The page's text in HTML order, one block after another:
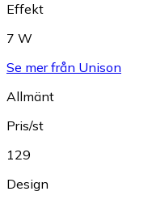
Effekt
7 W
Se mer från Unison
Allmänt
Pris/st
129
Design